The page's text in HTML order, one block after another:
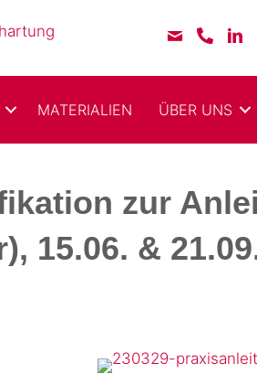
MATERIALIEN ÜBER UNS
zur
15.06. &